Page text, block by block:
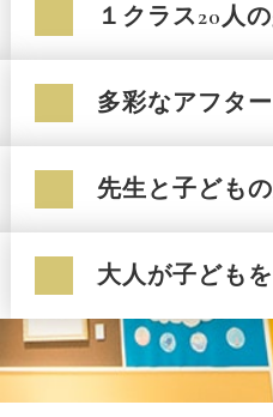
１クラス20人
多彩なアフタ
先生と子ども
大人が子ども